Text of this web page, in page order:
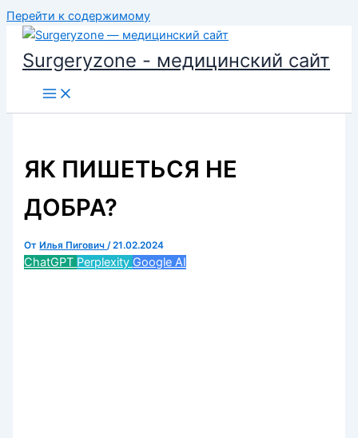
Перейти к содержимому
Surgeryzone - медицинский сайт
ЯК ПИШЕТЬСЯ НЕ
ДОБРА?
От Илья Пигович/21.02.2024
ChatGPT Perplexity Google AI